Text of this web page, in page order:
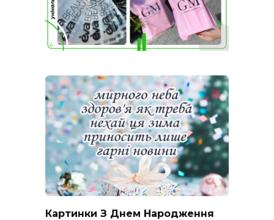
Картинки З Днем Народження